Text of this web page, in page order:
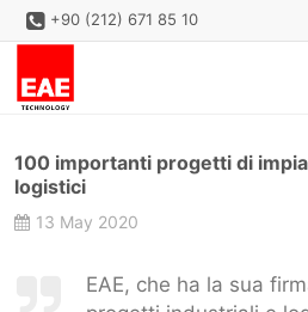
+90 (212) 671 85 10
SOLUZIONI
FAMILIE DI PRODOTTI
PRODOTTI
100 importanti progetti di
logistici
13 May 2020
EAE, che ha la sua